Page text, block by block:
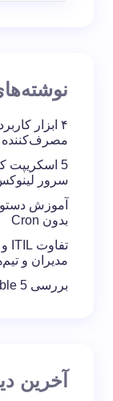
۴ ابزار
مصرف‌کننده
5
سرور
بدون Cron
مدیران و
بررسی Claude Fable 5 در Claude Code
آخرین